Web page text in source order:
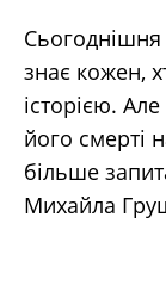
Сьогоднішня
знає кожен,
історією.
його смерті
більше
Михайла